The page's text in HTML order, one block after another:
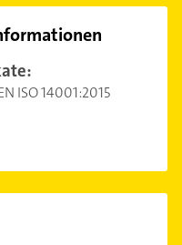
ISO 14001:2015